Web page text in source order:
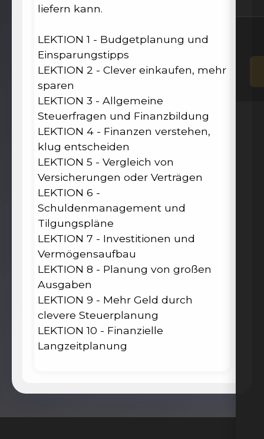
liefern kann.
LEKTION 1 - Budgetplanung und
Einsparungstipps
LEKTION 2 - Clever einkaufen, mehr
sparen
LEKTION 3 - Allgemeine
Steuerfragen und Finanzbildung
LEKTION 4 - Finanzen verstehen,
klug entscheiden
LEKTION 5 - Vergleich von
Versicherungen oder Verträgen
LEKTION 6 -
Schuldenmanagement und
Tilgungspläne
LEKTION 7 - Investitionen und
Vermögensaufbau
LEKTION 8 - Planung von großen
Ausgaben
LEKTION 9 - Mehr Geld durch
clevere Steuerplanung
LEKTION 10 - Finanzielle
Langzeitplanung